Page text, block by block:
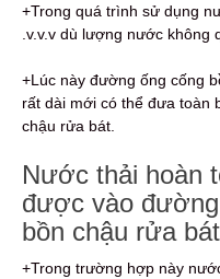
+Trong quá trình sử dụng
.v.v.v dù lượng nước không
+Lúc này đường ống cống
rất dài mới có thể đưa toàn
chậu rửa bát.
Nước thải hoàn
được vào
bồn chậu rửa
+Trong trường hợp này